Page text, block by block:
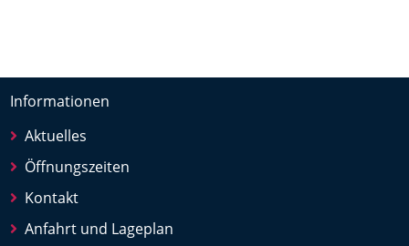
Informationen
Aktuelles
Öffnungszeiten
Kontakt
Anfahrt und Lageplan